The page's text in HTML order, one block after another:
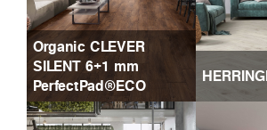
Organic CLEVER
SILENT 6+1 mm
PerfectPad®ECO